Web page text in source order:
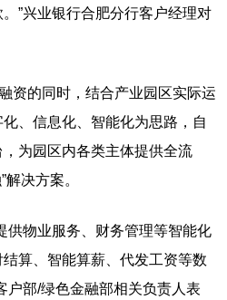
”兴业银行合肥分行客户经理对
的同时，结合产业园区实际运
、信息化、智能化为思路，自
为园区内各类主体提供全流
决方案。
物业服务、财务管理等智能化
算、智能算薪、代发工资等数
户部/绿色金融部相关负责人表